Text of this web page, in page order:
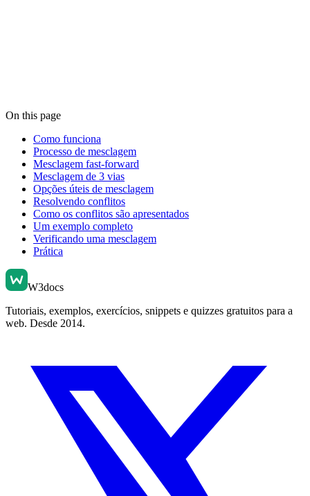
On this page
Como funciona
Processo de mesclagem
Mesclagem fast-forward
Mesclagem de 3 vias
Opções úteis de mesclagem
Resolvendo conflitos
Como os conflitos são apresentados
Um exemplo completo
Verificando uma mesclagem
Prática
W3docs
Tutoriais, exemplos, exercícios, snippets e quizzes gratuitos para a
web. Desde 2014.